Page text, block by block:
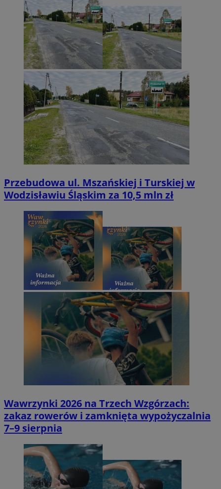
Przebudowa ul. Mszańskiej i Turskiej w
Wodzisławiu Śląskim za 10,5 mln zł
Wawrzynki 2026 na Trzech Wzgórzach:
zakaz rowerów i zamknięta wypożyczalnia
7–9 sierpnia